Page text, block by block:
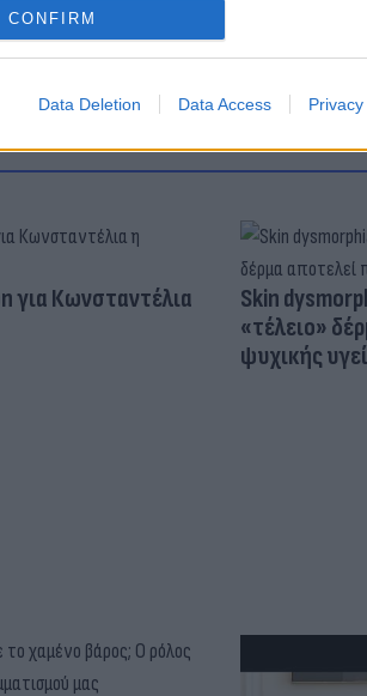
CONFIRM
Data Deletion Data Access
για Κωνσταντέλια
Skin
«τέλειο»
ψυχικής